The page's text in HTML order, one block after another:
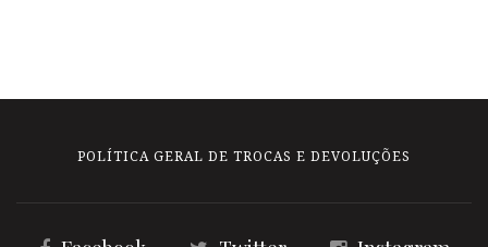
POLÍTICA GERAL DE TROCAS E DEVOLUÇÕES